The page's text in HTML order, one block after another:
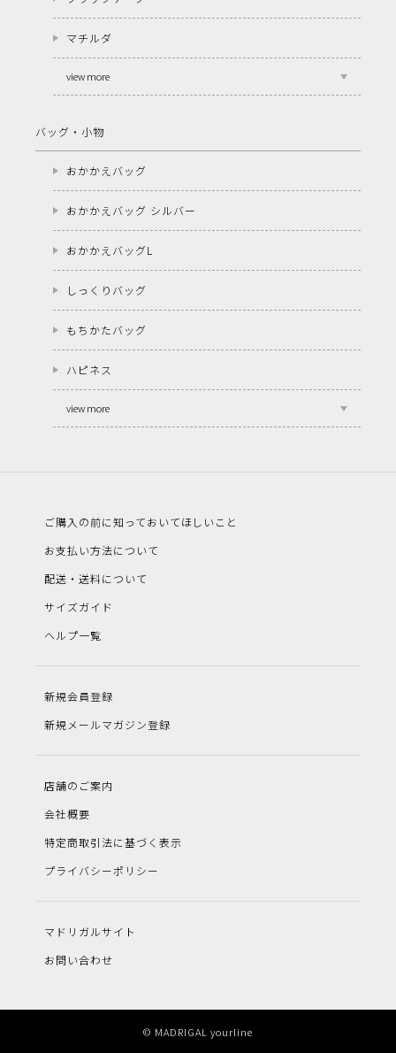
マチルダ
view more
バッグ・小物
おかかえバッグ
おかかえバッグ シルバー
おかかえバッグL
しっくりバッグ
もちかたバッグ
ハピネス
view more
ご購入の前に知っておいてほしいこと
お支払い方法について
配送・送料について
サイズガイド
ヘルプ一覧
新規会員登録
新規メールマガジン登録
店舗のご案内
会社概要
特定商取引法に基づく表示
プライバシーポリシー
マドリガルサイト
お問い合わせ
© MADRIGAL yourline